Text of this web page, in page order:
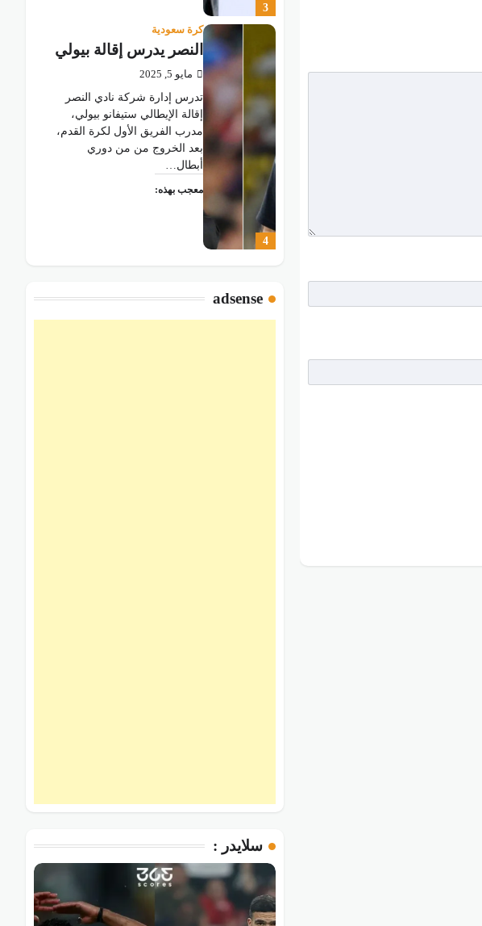
3
4
كرة سعودية
النصر يدرس إقالة بيولي
مايو 5, 2025
تدرس إدارة شركة نادي النصر
إقالة الإيطالي ستيفانو بيولي،
مدرب الفريق الأول لكرة القدم،
بعد الخروج من من دوري
أبطال…
معجب بهذه:
adsense
سلايدر :